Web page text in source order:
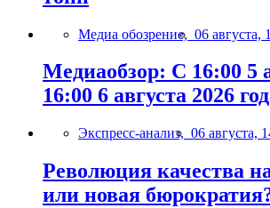
Медиа обозрение, 06 августа,
Медиаобзор: С 16:00 5
16:00 6 августа 2026
Экспресс-анализ, 06 августа,
Революция качества
или новая